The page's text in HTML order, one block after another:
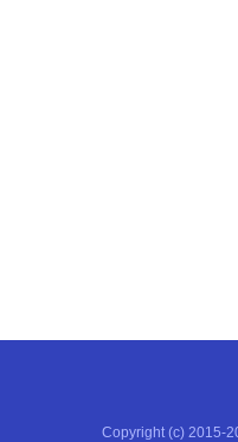
Copyright (c) 2015-